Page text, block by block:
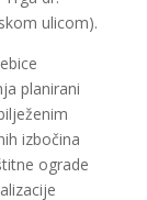
ulicom).
planirani
izbočina
ograde